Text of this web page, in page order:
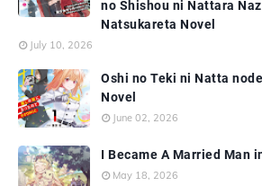
no Shishou ni Nattara
Natsukareta Novel
July 10, 2026
Oshi no Teki ni Natta
Novel
June 02, 2026
I Became A Married Man
May 18, 2026